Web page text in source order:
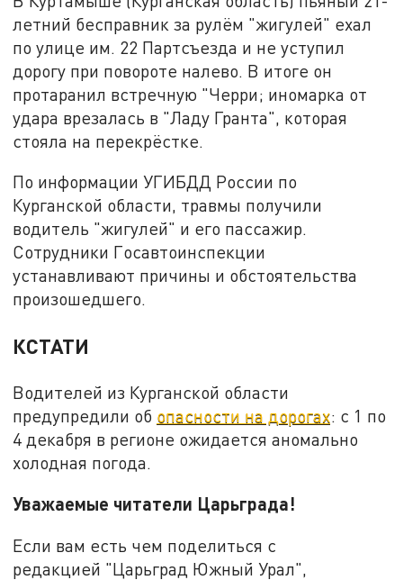
летний бесправник за рулём "жигулей" ехал
по улице им. 22 Партсъезда и не уступил
дорогу при повороте налево. В итоге он
протаранил встречную "Черри; иномарка от
удара врезалась в "Ладу Гранта", которая
стояла на перекрёстке.
По информации УГИБДД России по
Курганской области, травмы получили
водитель "жигулей" и его пассажир.
Сотрудники Госавтоинспекции
устанавливают причины и обстоятельства
произошедшего.
КСТАТИ
Водителей из Курганской области
предупредили об опасности на дорогах: с 1 по
4 декабря в регионе ожидается аномально
холодная погода.
Уважаемые читатели Царьграда!
Если вам есть чем поделиться с
редакцией "Царьград Южный Урал",